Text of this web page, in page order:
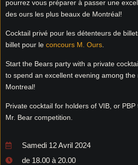
pourrez vous préparer à passer une
des ours les plus beaux de Montréal!
Cocktail privé pour les détenteurs de
billet pour le concours M. Ours
Start the Bears party with a private
to spend an excellent evening among
Montreal!
Private cocktail for holders of VIB, or
Mr. Bear competition.
Samedi 12 Avril 2024
de 18.00 à 20.00